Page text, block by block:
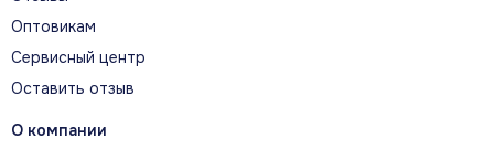
Яркий цветной сенсорный экран диагональю
4 дюйма читается на солнце, поддерживает
книжную и альбомную ориентацию и
показывает крупные поля карты.
Оптовикам
Сервисный центр
Оставить отзыв
О компании